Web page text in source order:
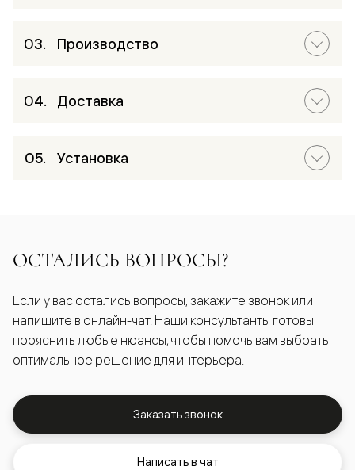
Производство
Доставка
Установка
ОСТАЛИСЬ ВОПРОСЫ?
Если у вас остались вопросы, закажите звонок или
напишите в онлайн-чат. Наши консультанты готовы
прояснить любые нюансы, чтобы помочь вам выбрать
оптимальное решение для интерьера.
Заказать звонок
Написать в чат